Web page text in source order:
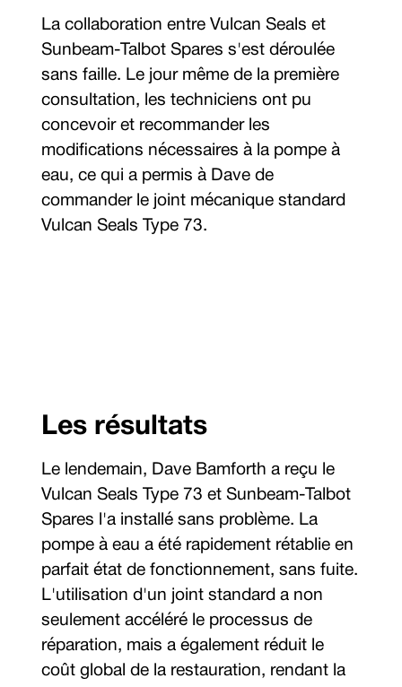
La collaboration entre Vulcan Seals et
Sunbeam-Talbot Spares s'est déroulée
sans faille. Le jour même de la première
consultation, les techniciens ont pu
concevoir et recommander les
modifications nécessaires à la pompe à
eau, ce qui a permis à Dave de
commander le joint mécanique standard
Vulcan Seals Type 73.
Les résultats
Le lendemain, Dave Bamforth a reçu le
Vulcan Seals Type 73 et Sunbeam-Talbot
Spares l'a installé sans problème. La
pompe à eau a été rapidement rétablie en
parfait état de fonctionnement, sans fuite.
L'utilisation d'un joint standard a non
seulement accéléré le processus de
réparation, mais a également réduit le
coût global de la restauration, rendant la